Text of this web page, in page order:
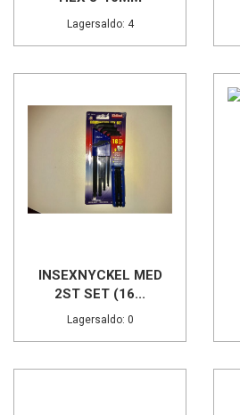
Lagersaldo: 4
INSEXNYCKEL MED
2ST SET (16...
Lagersaldo: 0